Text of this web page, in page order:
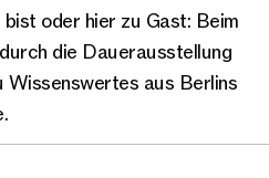
bist oder hier zu Gast: Beim
die Dauerausstellung
Wissenswertes aus Berlins